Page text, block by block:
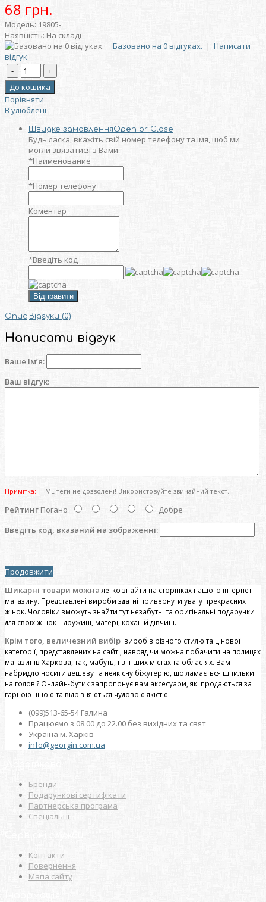
68 грн.
Модель: 19805-
Наявність: На складі
Базовано на 0 відгуках. | Написати
відгук
Порівняти
В улюблені
Швидке замовленняOpen or Close
Будь ласка, вкажіть свій номер телефону та iмя, щоб ми
могли звязатися з Вами
*Наименование
*Номер телефону
Коментар
*Введіть код
Відправити
Опис Відгуки (0)
Написати відгук
Ваше Ім’я:
Ваш відгук:
Примітка:HTML теги не дозволені! Використовуйте звичайний текст.
РейтингПогано
Добре
Введіть код, вказаний на зображенні:
Продовжити
Шикарні товари можна легко знайти на сторінках нашого інтернет-
магазину. Представлені вироби здатні привернути увагу прекрасних
жінок. Чоловіки зможуть знайти тут незабутні та оригінальні подарунки
для своїх жінок – дружині, матері, коханій дівчині.
Крім того, величезний вибір виробів різного стилю та цінової
категорії, представлених на сайті, навряд чи можна побачити на полицях
магазинів Харкова, так, мабуть, і в інших містах та областях. Вам
набридло носити дешеву та неякісну біжутерію, що ламається шпильки
на голові? Онлайн-бутик запропонує вам аксесуари, які продаються за
гарною ціною та відрізняються чудовою якістю.
(099)513-65-54 Галина
Працюємо з 08.00 до 22.00 без вихідних та свят
Україна м. Харків
info@georgin.com.ua
Бренди
Подарункові сертифікати
Партнерська програма
Спеціальні
Контакти
Повернення
Мапа сайту